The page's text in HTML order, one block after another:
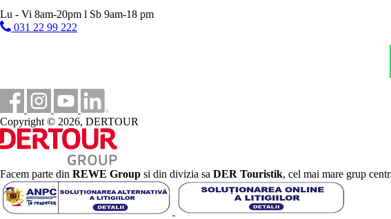
50 m
Magazine
300 m
Distanta pana la plaja
Plaja
Sezlonguri si umbrele gratuite pe plaja
Vacanta la plaja
Piscine
Lu - Vi 8am-20pm l Sb 9am-18 pm
031 22 99 222
Copyright © 2026, DERTOUR
Facem parte din REWE Group si din divizia sa DER Touristik, cel mai mare grup